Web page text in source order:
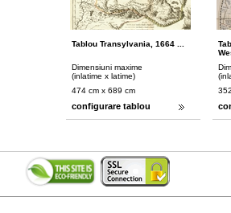
Tablou Transylvania, 1664 ...
Dimensiuni maxime
(inlatime x latime)
474 cm x 689 cm
configurare tablou